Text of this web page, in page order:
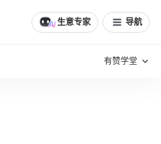
生意专家 导航
有赞学堂